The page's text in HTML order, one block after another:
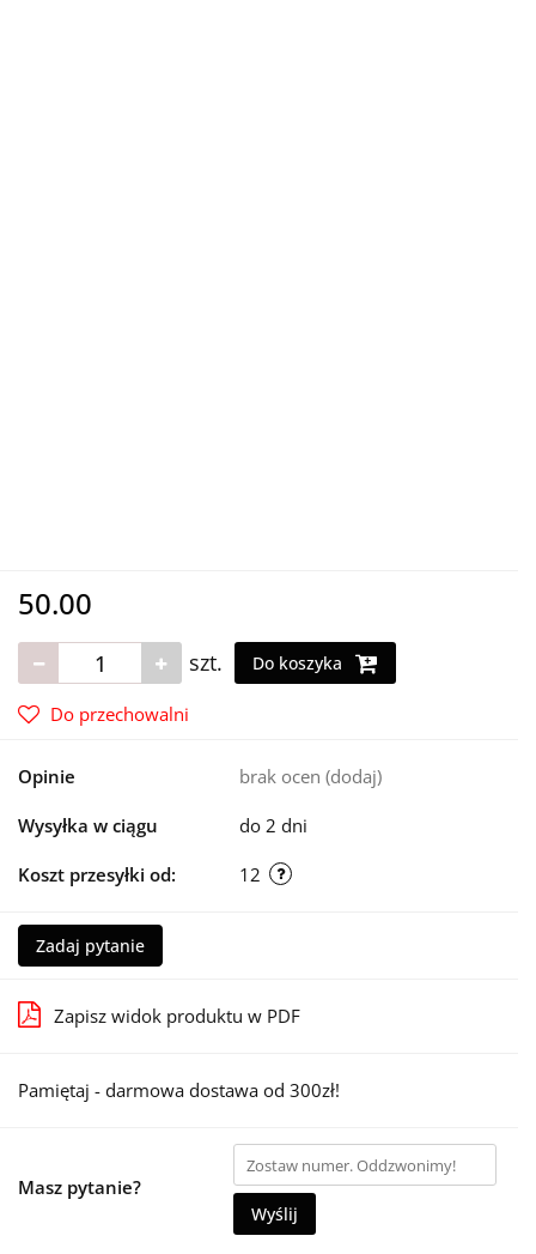
50.00
szt. Do koszyka
Do przechowalni
Opinie brak ocen (dodaj)
Wysyłka w ciągu do 2 dni
Koszt przesyłki od: 12
Zadaj pytanie
Zapisz widok produktu w PDF
Pamiętaj - darmowa dostawa od 300zł!
Masz pytanie?
Wyślij